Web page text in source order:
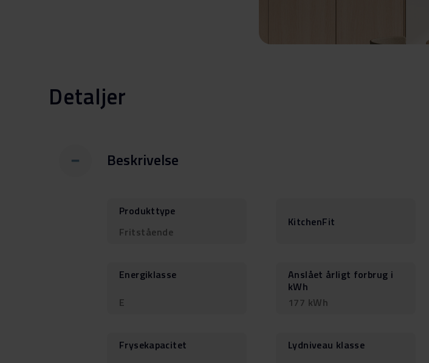
Detaljer
Beskrivelse
Produkttype
Fritstående
KitchenFit
Energiklasse
E
Anslået årligt forbrug i
kWh
177 kWh
Frysekapacitet
Lydniveau klasse